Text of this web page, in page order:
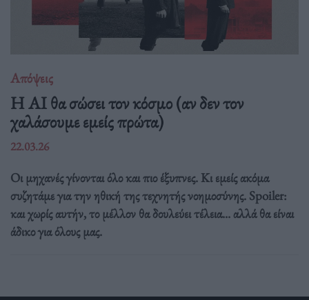
Απόψεις
Η AI θα σώσει τον κόσμο (αν δεν τον
χαλάσουμε εμείς πρώτα)
22.03.26
Οι μηχανές γίνονται όλο και πιο έξυπνες. Κι εμείς ακόμα
συζητάμε για την ηθική της τεχνητής νοημοσύνης. Spoiler:
και χωρίς αυτήν, το μέλλον θα δουλεύει τέλεια... αλλά θα είναι
άδικο για όλους μας.